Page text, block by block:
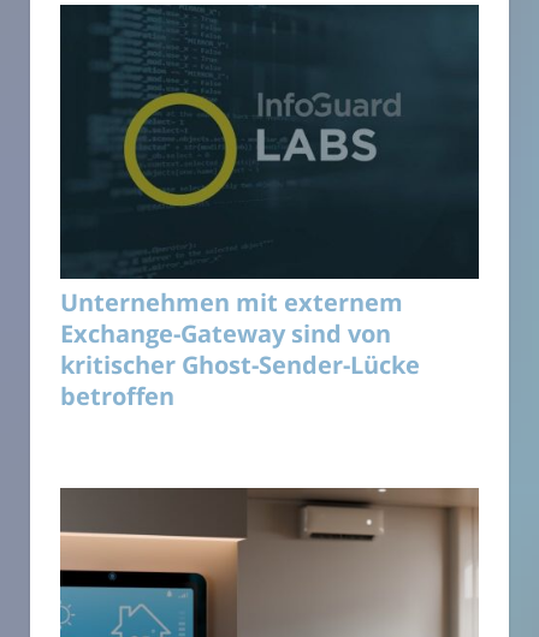
Unternehmen mit externem
Exchange-Gateway sind von
kritischer Ghost-Sender-Lücke
betroffen